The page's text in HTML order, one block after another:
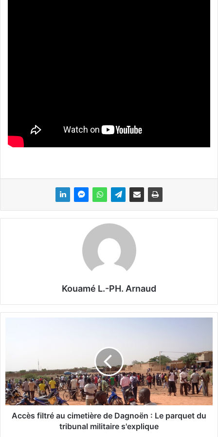
Kouamé L.-PH. Arnaud
f
i
l
t
Accès filtré au cimetière de Dagnoën : Le parquet du
tribunal militaire s'explique